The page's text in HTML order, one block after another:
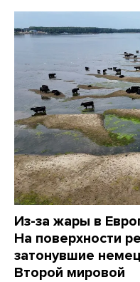
Из-за жары в
На поверхности
затонувшие
Второй мировой